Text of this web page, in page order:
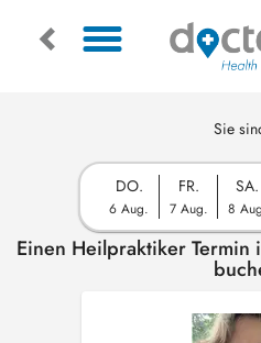
Sie
DO.
6 Aug.
FR.
7 Aug.
SA.
8
Einen Heilpraktiker